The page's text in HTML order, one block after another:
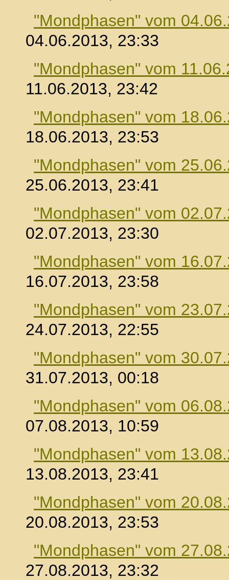
"Mondphasen" vom
04.06.2013, 23:33
"Mondphasen" vom
11.06.2013, 23:42
"Mondphasen" vom
18.06.2013, 23:53
"Mondphasen" vom
25.06.2013, 23:41
"Mondphasen" vom
02.07.2013, 23:30
"Mondphasen" vom
16.07.2013, 23:58
"Mondphasen" vom
24.07.2013, 22:55
"Mondphasen" vom
31.07.2013, 00:18
"Mondphasen" vom
07.08.2013, 10:59
"Mondphasen" vom
13.08.2013, 23:41
"Mondphasen" vom
20.08.2013, 23:53
"Mondphasen" vom
27.08.2013, 23:32